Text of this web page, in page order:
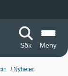
Sök
Meny
/ Nyheter